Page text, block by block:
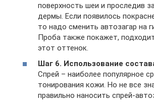
поверхность шеи и проследив
дермы. Если появилось
то надо сменить автозагар на
Проба также покажет,
этот оттенок.
Шаг 6. Использование
Спрей – наиболее популярное
тонирования кожи. Но не все
правильно наносить спрей-